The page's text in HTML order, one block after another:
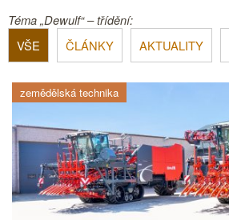
Téma „Dewulf“ – třídění:
VŠE
ČLÁNKY AKTUALITY
zemědělská technika